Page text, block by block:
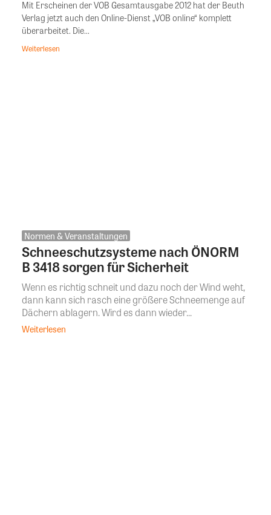
Mit Erscheinen der VOB Gesamtausgabe 2012 hat der Beuth
Verlag jetzt auch den Online-Dienst „VOB online“ komplett
überarbeitet. Die...
Weiterlesen
Normen & Veranstaltungen
Schneeschutzsysteme nach ÖNORM
B 3418 sorgen für Sicherheit
Wenn es richtig schneit und dazu noch der Wind weht,
dann kann sich rasch eine größere Schneemenge auf
Dächern ablagern. Wird es dann wieder...
Weiterlesen